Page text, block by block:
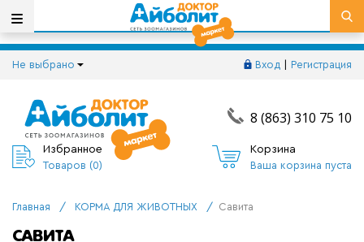
Не выбрано Вход Регистрация
8 (863) 310 75 10
Избранное
Товаров (0)
Корзина
Ваша корзина пуста
Главная / КОРМА ДЛЯ ЖИВОТНЫХ / Савита
САВИТА